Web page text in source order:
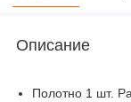
Описание
Полотно 1 шт.